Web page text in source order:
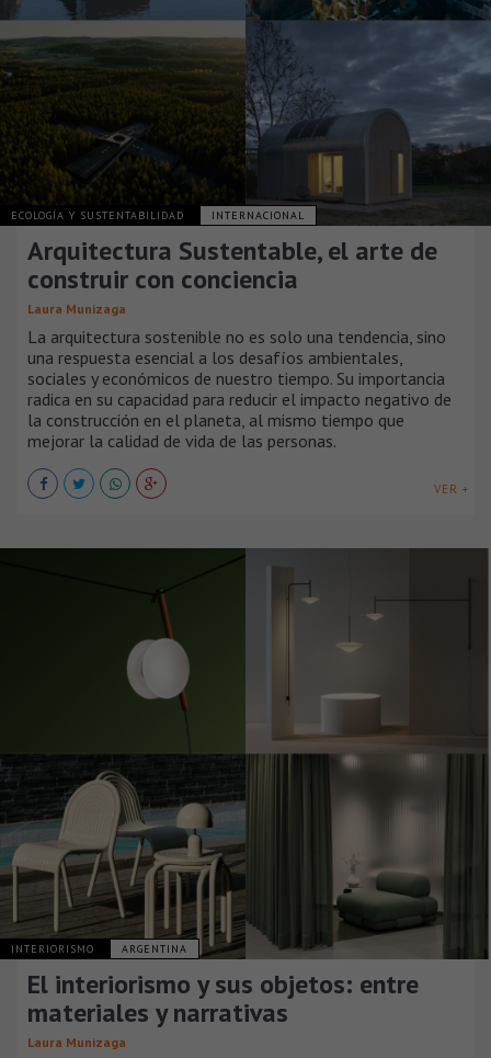
ECOLOGÍA Y SUSTENTABILIDAD INTERNACIONAL
Arquitectura Sustentable, el arte de
construir con conciencia
Laura Munizaga
La arquitectura sostenible no es solo una tendencia, sino
una respuesta esencial a los desafíos ambientales,
sociales y económicos de nuestro tiempo. Su importancia
radica en su capacidad para reducir el impacto negativo de
la construcción en el planeta, al mismo tiempo que
mejorar la calidad de vida de las personas.
VER +
INTERIORISMO ARGENTINA
El interiorismo y sus objetos: entre
materiales y narrativas
Laura Munizaga